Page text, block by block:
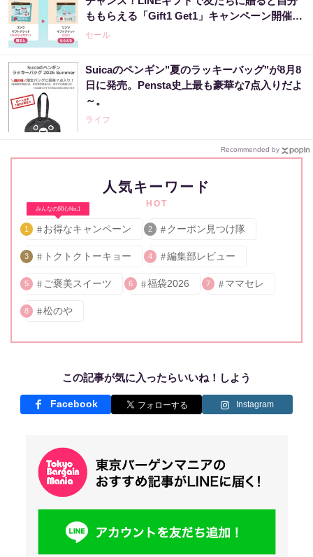
ももらえる「Gift1 Get1」キャンペーン開催
中。
セール
Suicaのペンギン"夏のラッキーバッグ"が8月8
日に発売。Pensta史上最も豪華な7点入りだよ
～。
ライフ
Recommended by
人気キーワード
HOT
みんなの関心No.1
1 お得なキャンペーン 2 クーポン見つけ隊
3 トクトクトーキョー 4 編集部レビュー
5 ご褒美スイーツ 6 福袋2026 7 ママセレ
8 松のや
この記事が気に入ったらいいね！しよう
Facebook Instagram